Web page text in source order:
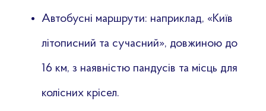
Автобусні маршрути: наприклад, «Київ
літописний та сучасний», довжиною до
16 км, з наявністю пандусів та місць для
колісних крісел.